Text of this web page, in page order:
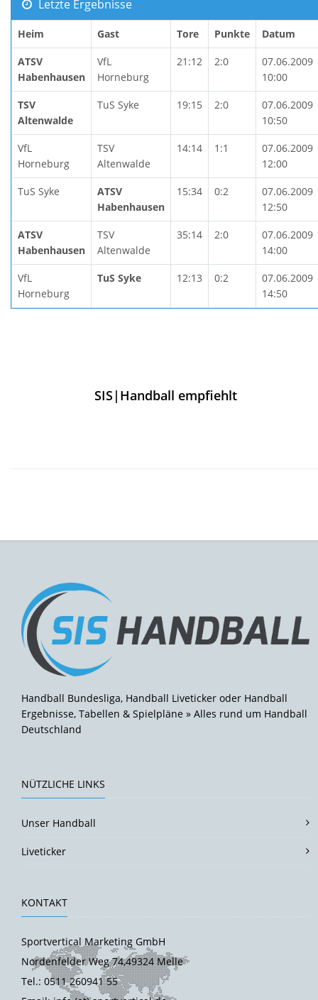
Letzte Ergebnisse
Heim Gast Tore Punkte Datum
ATSV
Habenhausen
VfL
Horneburg
21:12 2:0
07.06.2009
10:00
TSV
Altenwalde
TuS Syke 19:15 2:0
07.06.2009
10:50
VfL
Horneburg
TSV
Altenwalde
14:14 1:1
07.06.2009
12:00
TuS Syke
ATSV
Habenhausen
15:34 0:2
07.06.2009
12:50
ATSV
Habenhausen
TSV
Altenwalde
35:14 2:0
07.06.2009
14:00
VfL
Horneburg
TuS Syke 12:13 0:2
07.06.2009
14:50
SIS|Handball empfiehlt
Handball Bundesliga, Handball Liveticker oder Handball
Ergebnisse, Tabellen & Spielpläne » Alles rund um Handball
Deutschland
NÜTZLICHE LINKS
Unser Handball
Liveticker
KONTAKT
Sportvertical Marketing GmbH
Nordenfelder Weg 74,49324 Melle
Tel.: 0511 260941 55